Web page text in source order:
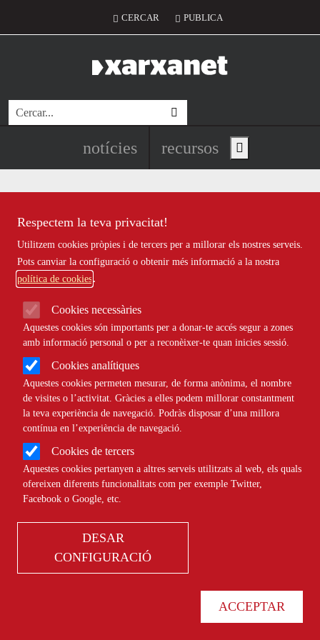
Respectem la teva privacitat!
Utilitzem cookies pròpies i de tercers per a millorar els nostres serveis.
Pots canviar la configuració o obtenir més informació a la nostra
política de cookies
Cookies necessàries
Aquestes cookies són importants per a donar-te accés segur a zones
amb informació personal o per a reconèixer-te quan inicies sessió.
Cookies analítiques
Aquestes cookies permeten mesurar, de forma anònima, el nombre
de visites o l’activitat. Gràcies a elles podem millorar constantment
la teva experiència de navegació. Podràs disposar d’una millora
contínua en l’experiència de navegació.
Cookies de tercers
Aquestes cookies pertanyen a altres serveis utilitzats al web, els quals
ofereixen diferents funcionalitats com per exemple Twitter,
Facebook o Google, etc.
DESAR
CONFIGURACIÓ
ACCEPTAR
Menú del compte d'usuari
CERCAR PUBLICA
Cerca
Navegació principal de
notícies recursos Show main menu
habitatge social
centre de dia a Terrassa per a persones
amb discapacitat intel·lectual
NOTÍCIES COMUNITARI
La Fundació Santa Maria de Comabella
adapta una llar compartida a Manresa
NOTÍCIES COMUNITARI